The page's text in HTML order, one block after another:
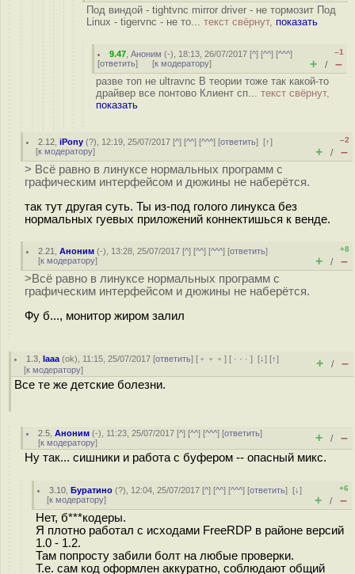
Под виндой - tightvnc mirror driver - не тормозит Под
Linux - tigervnc - не то... текст свёрнут, показать
9.47 ,Аноним (-), 18:13, 26/07/2017 [^] [^^] [^^^]
[ответить] [к модератору]
–1
+ / –
разве топ не ultravnc В теории тоже так какой-то
драйвер все понтово Клиент сп... текст свёрнут,
показать
2.12 ,iPony (?), 12:19, 25/07/2017 [^] [^^] [^^^] [ответить][↑]
[к модератору]
–2
+ / –
> Всё равно в линуксе нормальных программ с
графическим интерфейсом и дюжины не наберётся.
так тут другая суть. Ты из-под голого линукса без
нормальных гуевых приложений коннектишься к венде.
2.21 ,Аноним (-), 13:28, 25/07/2017 [^] [^^] [^^^] [ответить]
[к модератору]
+8
+ / –
>Всё равно в линуксе нормальных программ с
графическим интерфейсом и дюжины не наберётся.
Фу б..., монитор жиром залил
1.3 ,Iaaa (ok), 11:15, 25/07/2017 [ответить] [ ﹢﹢﹢] [ · · ·][↓] [↑]
[к модератору] + / –
Все те же детские болезни.
2.5 ,Аноним (-), 11:23, 25/07/2017 [^] [^^] [^^^] [ответить]
[к модератору] + / –
Ну так... сишники и работа с буфером -- опасный микс.
3.10 ,Буратино (?), 12:04, 25/07/2017 [^] [^^] [^^^] [ответить][↓]
[к модератору]
+6
+ / –
Нет, б***кодеры.
Я плотно работал с исходами FreeRDP в районе версий
1.0 - 1.2.
Там попросту забили болт на любые проверки.
Т.е. сам код оформлен аккуратно, соблюдают общий